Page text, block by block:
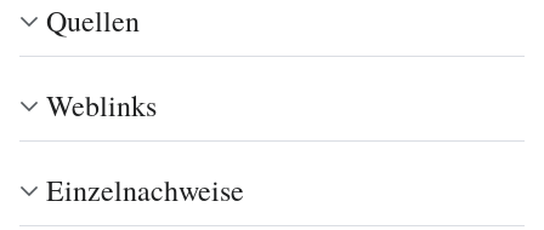
Quellen
Weblinks
Einzelnachweise